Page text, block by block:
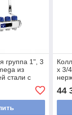
группа 1", 3
из
стали с
и
x 3/
44